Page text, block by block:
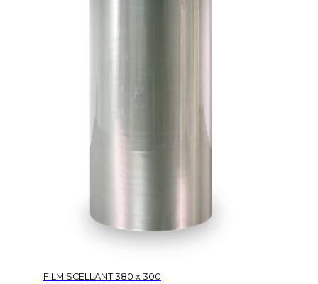
FILM SCELLANT 380 x 300